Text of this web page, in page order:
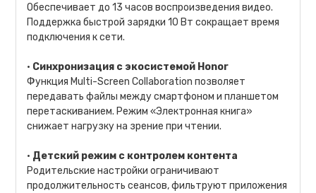
Обеспечивает до 13 часов воспроизведения видео.
Поддержка быстрой зарядки 10 Вт сокращает время
подключения к сети.
• Синхронизация с экосистемой Honor
Функция Multi-Screen Collaboration позволяет
передавать файлы между смартфоном и планшетом
перетаскиванием. Режим «Электронная книга»
снижает нагрузку на зрение при чтении.
• Детский режим с контролем контента
Родительские настройки ограничивают
продолжительность сеансов, фильтруют приложения